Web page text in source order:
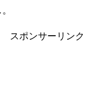
スポンサーリンク